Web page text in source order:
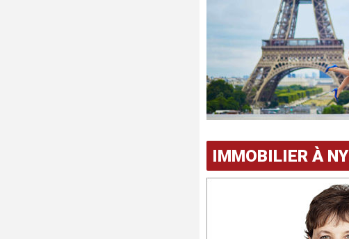
IMMOBILIER À NY